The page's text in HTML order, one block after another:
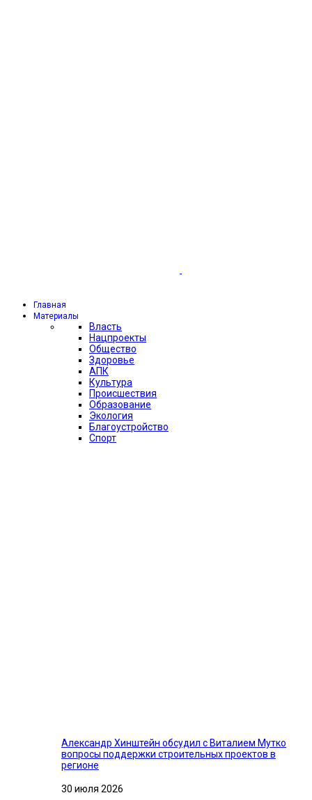
Главная
Материалы
Власть
Нацпроекты
Общество
Здоровье
АПК
Культура
Происшествия
Образование
Экология
Благоустройство
Спорт
Александр Хинштейн обсудил с Виталием Мутко
вопросы поддержки строительных проектов в
регионе
30 июля 2026